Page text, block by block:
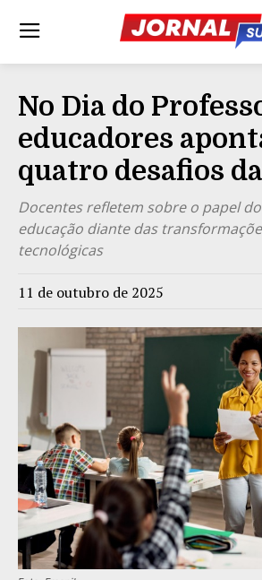
No Dia do
educadores
quatro desafios
Docentes refletem sobre o papel
educação diante das
tecnológicas
11 de outubro de 2025